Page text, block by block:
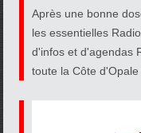
Après une bonne
les essentielles
d'infos et d'agendas
toute la Côte d'Opale